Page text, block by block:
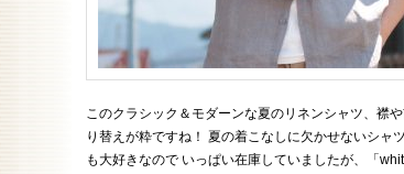
このクラシック＆モダーンな夏のリネンシャツ、襟
り替えが粋ですね！ 夏の着こなしに欠かせないシャ
も大好きなので いっぱい在庫していましたが、「